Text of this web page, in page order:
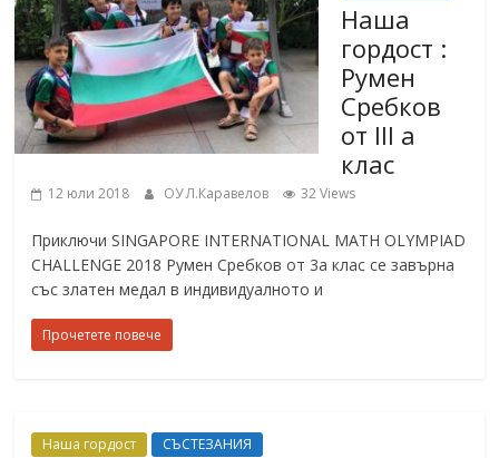
Наша
гордост :
Румен
Сребков
от III а
клас
12 юли 2018 ОУ Л.Каравелов 32 Views
Приключи SINGAPORE INTERNATIONAL MATH OLYMPIAD
CHALLENGE 2018 Румен Сребков от 3а клас се завърна
със златен медал в индивидуалното и
Прочетете повече
Наша гордост СЪСТЕЗАНИЯ